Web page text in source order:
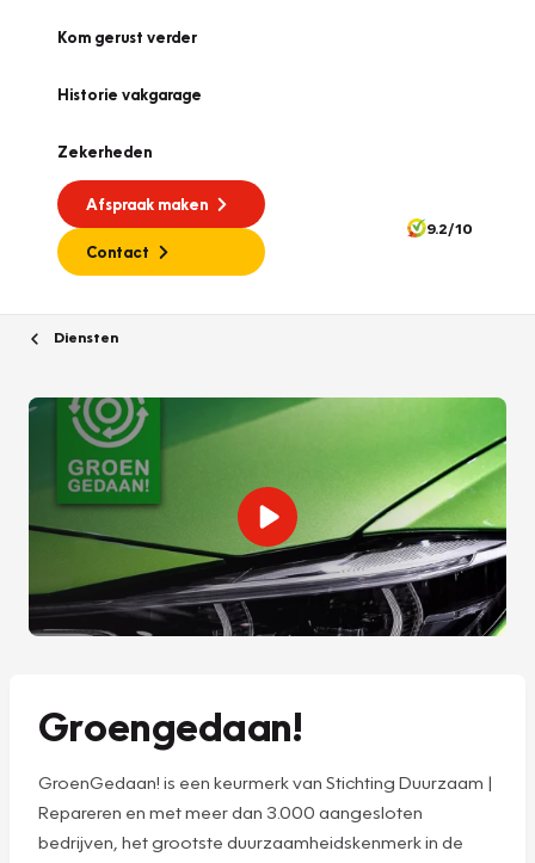
Kom gerust verder
Historie vakgarage
Zekerheden
Afspraak maken
Contact
9.2/10
Diensten
Groengedaan!
GroenGedaan! is een keurmerk van Stichting Duurzaam |
Repareren en met meer dan 3.000 aangesloten
bedrijven, het grootste duurzaamheidskenmerk in de